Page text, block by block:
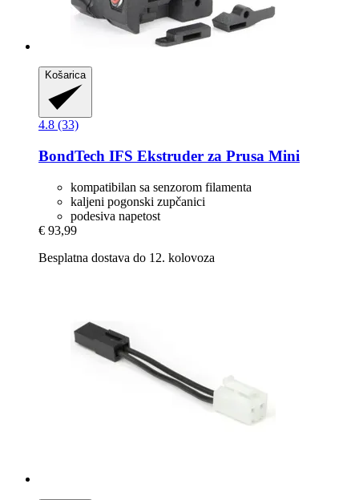
Košarica
4.8 (33)
BondTech IFS Ekstruder za Prusa Mini
kompatibilan sa senzorom filamenta
kaljeni pogonski zupčanici
podesiva napetost
€ 93,99
Besplatna dostava do 12. kolovoza